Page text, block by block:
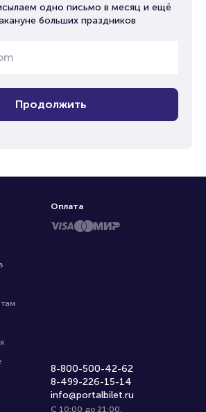
одно письмо в месяц и ещё
больших праздников
Продолжить
8-800-500-42-62
8-499-226-15-14
info@portalbilet.ru
С 10:00 до 21:00,
Оплата